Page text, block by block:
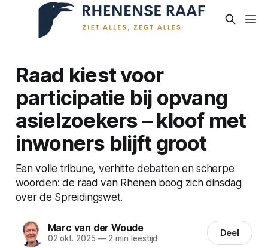
Raad kiest voor
participatie bij opvang
asielzoekers – kloof met
inwoners blijft groot
Een volle tribune, verhitte debatten en scherpe
woorden: de raad van Rhenen boog zich dinsdag
over de Spreidingswet.
Marc van der Woude
02 okt. 2025 —2 min leestijd Deel